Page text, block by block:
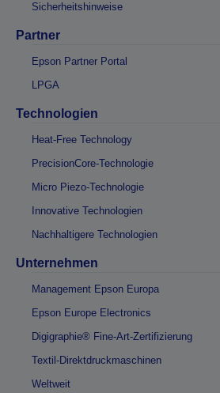
Sicherheitshinweise
Partner
Epson Partner Portal
LPGA
Technologien
Heat-Free Technology
PrecisionCore-Technologie
Micro Piezo-Technologie
Innovative Technologien
Nachhaltigere Technologien
Unternehmen
Management Epson Europa
Epson Europe Electronics
Digigraphie® Fine-Art-Zertifizierung
Textil-Direktdruckmaschinen
Weltweit